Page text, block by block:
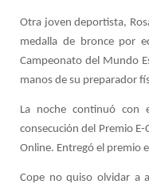
Otra joven deportista,
medalla de bronce por
Campeonato del Mundo
manos de su preparador
La noche continuó con
consecución del Premio
Online. Entregó el premio
Cope no quiso olvidar a